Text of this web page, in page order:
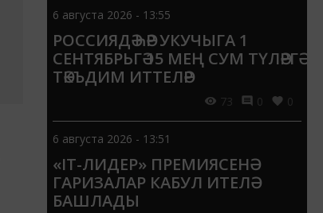
6 августа 2026 - 13:55
РОССИЯДӘ ҺӘР УКУЧЫГА 1
СЕНТЯБРЬГӘ 15 МЕҢ СУМ ТҮЛӘРГӘ
ТӘКЪДИМ ИТТЕЛӘР
73 0 0
6 августа 2026 - 13:51
«IT-ЛИДЕР» ПРЕМИЯСЕНӘ
ГАРИЗАЛАР КАБУЛ ИТЕЛӘ
БАШЛАДЫ